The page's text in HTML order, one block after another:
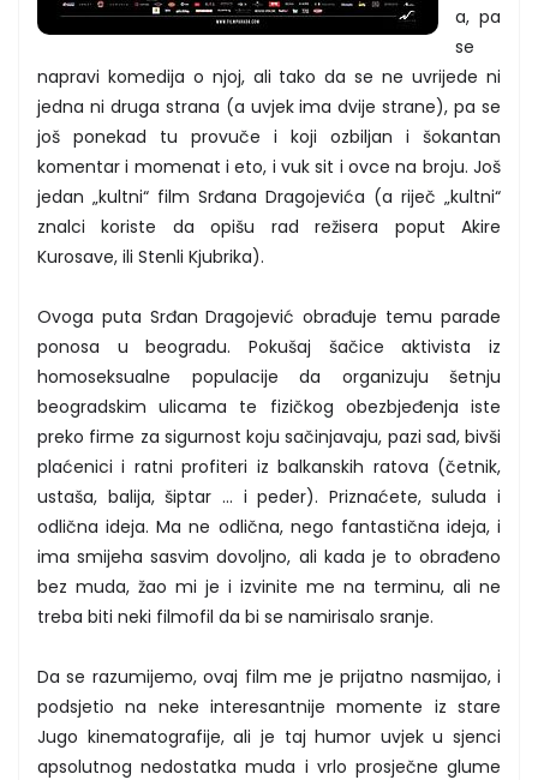
a, pa
se
napravi komedija o njoj, ali tako da se ne uvrijede ni
jedna ni druga strana (a uvjek ima dvije strane), pa se
još ponekad tu provuče i koji ozbiljan i šokantan
komentar i momenat i eto, i vuk sit i ovce na broju. Još
jedan „kultni“ film Srđana Dragojevića (a riječ „kultni“
znalci koriste da opišu rad režisera poput Akire
Kurosave, ili Stenli Kjubrika).
Ovoga puta Srđan Dragojević obrađuje temu parade
ponosa u beogradu. Pokušaj šačice aktivista iz
homoseksualne populacije da organizuju šetnju
beogradskim ulicama te fizičkog obezbjeđenja iste
preko firme za sigurnost koju sačinjavaju, pazi sad, bivši
plaćenici i ratni profiteri iz balkanskih ratova (četnik,
ustaša, balija, šiptar ... i peder). Priznaćete, suluda i
odlična ideja. Ma ne odlična, nego fantastična ideja, i
ima smijeha sasvim dovoljno, ali kada je to obrađeno
bez muda, žao mi je i izvinite me na terminu, ali ne
treba biti neki filmofil da bi se namirisalo sranje.
Da se razumijemo, ovaj film me je prijatno nasmijao, i
podsjetio na neke interesantnije momente iz stare
Jugo kinematografije, ali je taj humor uvjek u sjenci
apsolutnog nedostatka muda i vrlo prosječne glume